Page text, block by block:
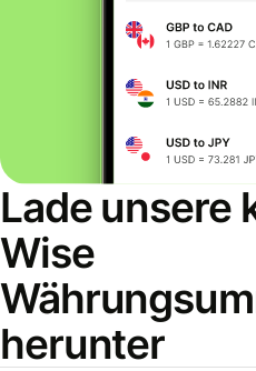
Lade unsere
Wise
herunter